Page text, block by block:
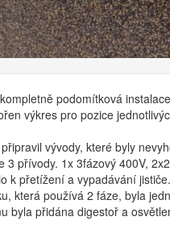
podomítková
výkres pro pozice
vývody, které byly
3 přívody. 1x 3fázový 400V,
k přetížení a vypadávání jističe.
která používá 2 fáze, byla
byla přidána digestoř a